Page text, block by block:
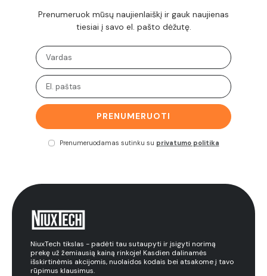
Prenumeruok mūsų naujienlaiškį ir gauk naujienas
tiesiai į savo el. pašto dėžutę.
PRENUMERUOTI
Prenumeruodamas sutinku su privatumo politika
NiuxTech tikslas - padėti tau sutaupyti ir įsigyti norimą
prekę už žemiausią kainą rinkoje! Kasdien dalinamės
išskirtinėmis akcijomis, nuolaidos kodais bei atsakome į tavo
rūpimus klausimus.